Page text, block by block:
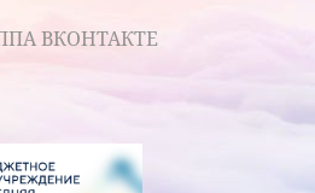
ВКОНТАКТЕ